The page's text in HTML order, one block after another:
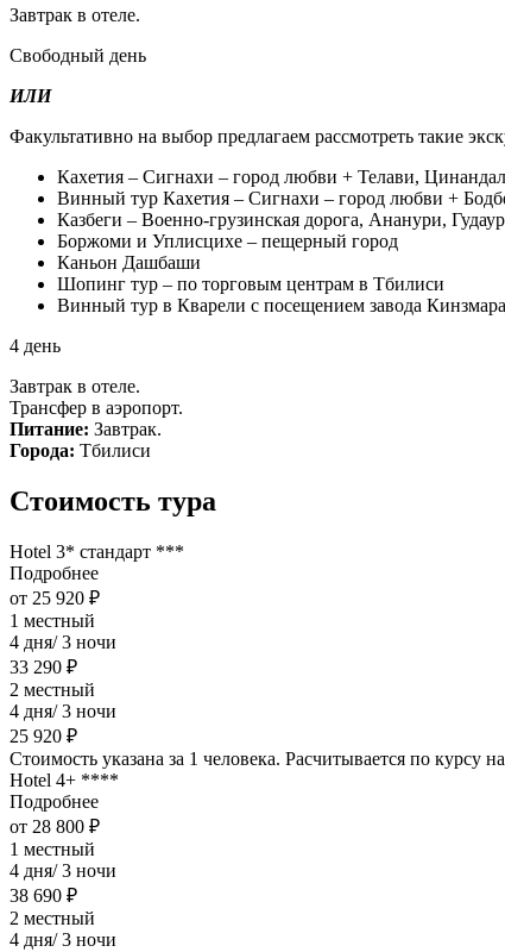
Завтрак в отеле.
Свободный день
ИЛИ
Факультативно на выбор предлагаем рассмотреть такие
Кахетия – Сигнахи – город любви + Телави,
Винный тур Кахетия – Сигнахи – город любви +
Казбеги – Военно-грузинская дорога, Ананури,
Боржоми и Уплисцихе – пещерный город
Каньон Дашбаши
Шопинг тур – по торговым центрам в Тбилиси
Винный тур в Кварели с посещением завода
4 день
Завтрак в отеле.
Трансфер в аэропорт.
Питание: Завтрак.
Города: Тбилиси
Стоимость тура
Hotel 3* стандарт ***
Подробнее
от 25 920 ₽
1 местный
4 дня/ 3 ночи
33 290 ₽
2 местный
4 дня/ 3 ночи
25 920 ₽
Стоимость указана за 1 человека. Расчитывается по курсу
Hotel 4+ ****
Подробнее
от 28 800 ₽
1 местный
4 дня/ 3 ночи
38 690 ₽
2 местный
4 дня/ 3 ночи